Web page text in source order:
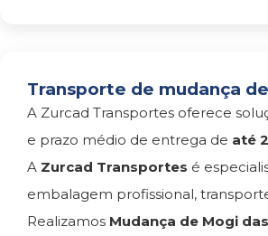
Transporte de mudança
A Zurcad Transportes oferece
e prazo médio de entrega de até
A Zurcad Transportes é
embalagem profissional,
Realizamos Mudança de Mogi